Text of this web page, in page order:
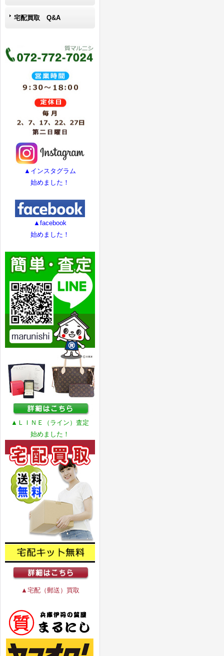
宅配買取 Q&A
▲インスタグラム
始めました！
▲facebook
始めました！
▲ＬＩＮＥ（ライン）査定
始めました！
▲宅配（郵送）買取